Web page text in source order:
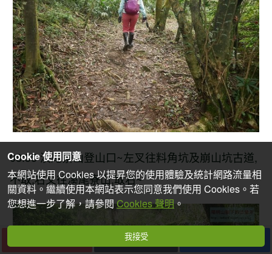
08:35 溪尾寮山登山口~左叉往料角坑及崩山坑古道,
不取,右叉往溪尾寮山,取右~
下一篇
Cookie 使用同意
本網站使用 Cookies 以提昇您的使用體驗及統計網路流量相
關資料。繼續使用本網站表示您同意我們使用 Cookies。若
您想進一步了解，請參閱Cookies 聲明。
我接受